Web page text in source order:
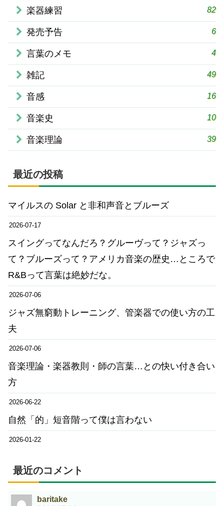
楽器練習 82
発売予告 6
言葉のメモ 4
雑記 49
音感 16
音楽史 10
音楽理論 39
最近の投稿
マイルスの Solar と非和声音とブルーズ
2026-07-17
スイングってなんだろ？グルーヴって？ジャズっ
て？ブルーズって？アメリカ音楽の歴史…ところで
R&Bって言葉は絶妙だな。
2026-07-06
ジャズ無窮動トレーニング、管楽器での使い方の工
夫
2026-07-06
音楽理論・楽器教則・師の言葉…との快い付き合い
方
2026-06-22
自然「的」短音階って僕は言わない
2026-01-22
最近のコメント
baritake